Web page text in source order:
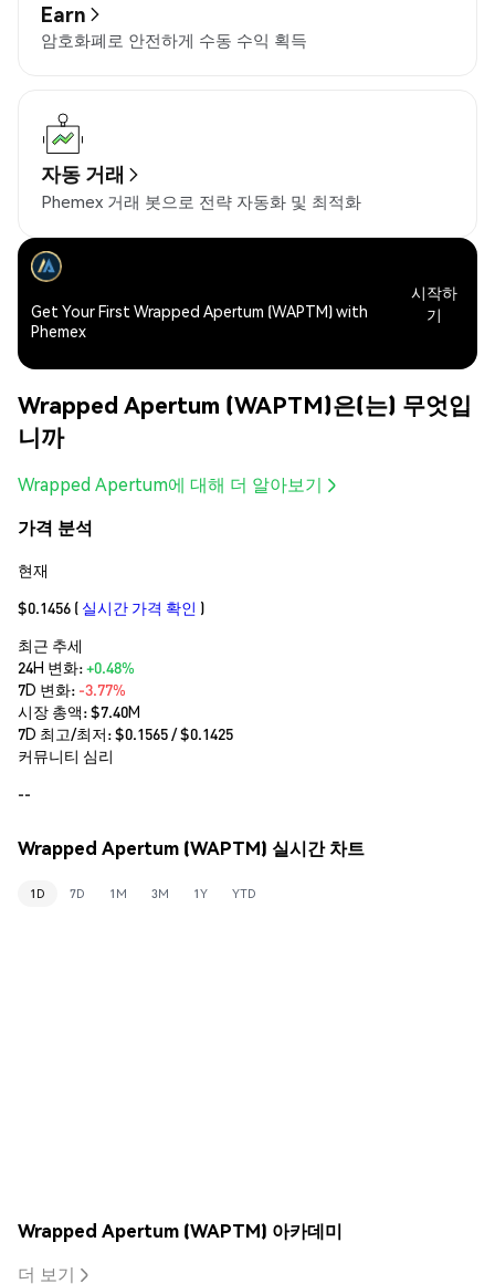
Earn
암호화폐로 안전하게 수동 수익 획득
자동 거래
Phemex 거래 봇으로 전략 자동화 및 최적화
Get Your First Wrapped Apertum (WAPTM) with
Phemex
시작하
기
Wrapped Apertum (WAPTM)은(는) 무엇입
니까
Wrapped Apertum에 대해 더 알아보기
가격 분석
현재
$0.1456 ( 실시간 가격 확인 )
최근 추세
24H 변화:+0.48%
7D 변화: -3.77%
시장 총액:$7.40M
7D 최고/최저: $0.1565/ $0.1425
커뮤니티 심리
--
Wrapped Apertum (WAPTM) 실시간 차트
1D 7D 1M 3M 1Y YTD
Wrapped Apertum (WAPTM) 아카데미
더 보기